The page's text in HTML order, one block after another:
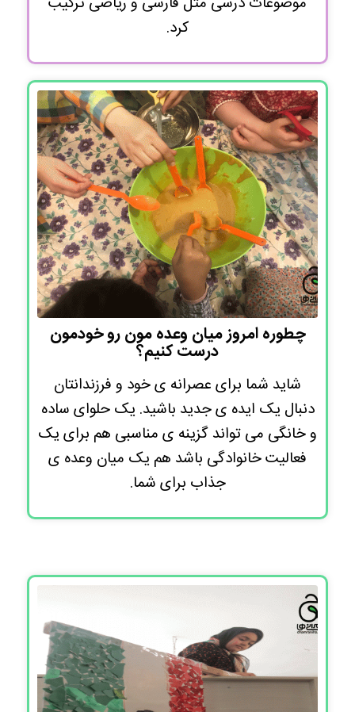
کرد.
چطوره امروز میان وعده مون رو خودمون
درست کنیم؟
شاید شما برای عصرانه ی خود و فرزندانتان
دنبال یک ایده ی جدید باشید. یک حلوای ساده
و خانگی می تواند گزینه ی مناسبی هم برای یک
فعالیت خانوادگی باشد هم یک میان وعده ی
جذاب برای شما.